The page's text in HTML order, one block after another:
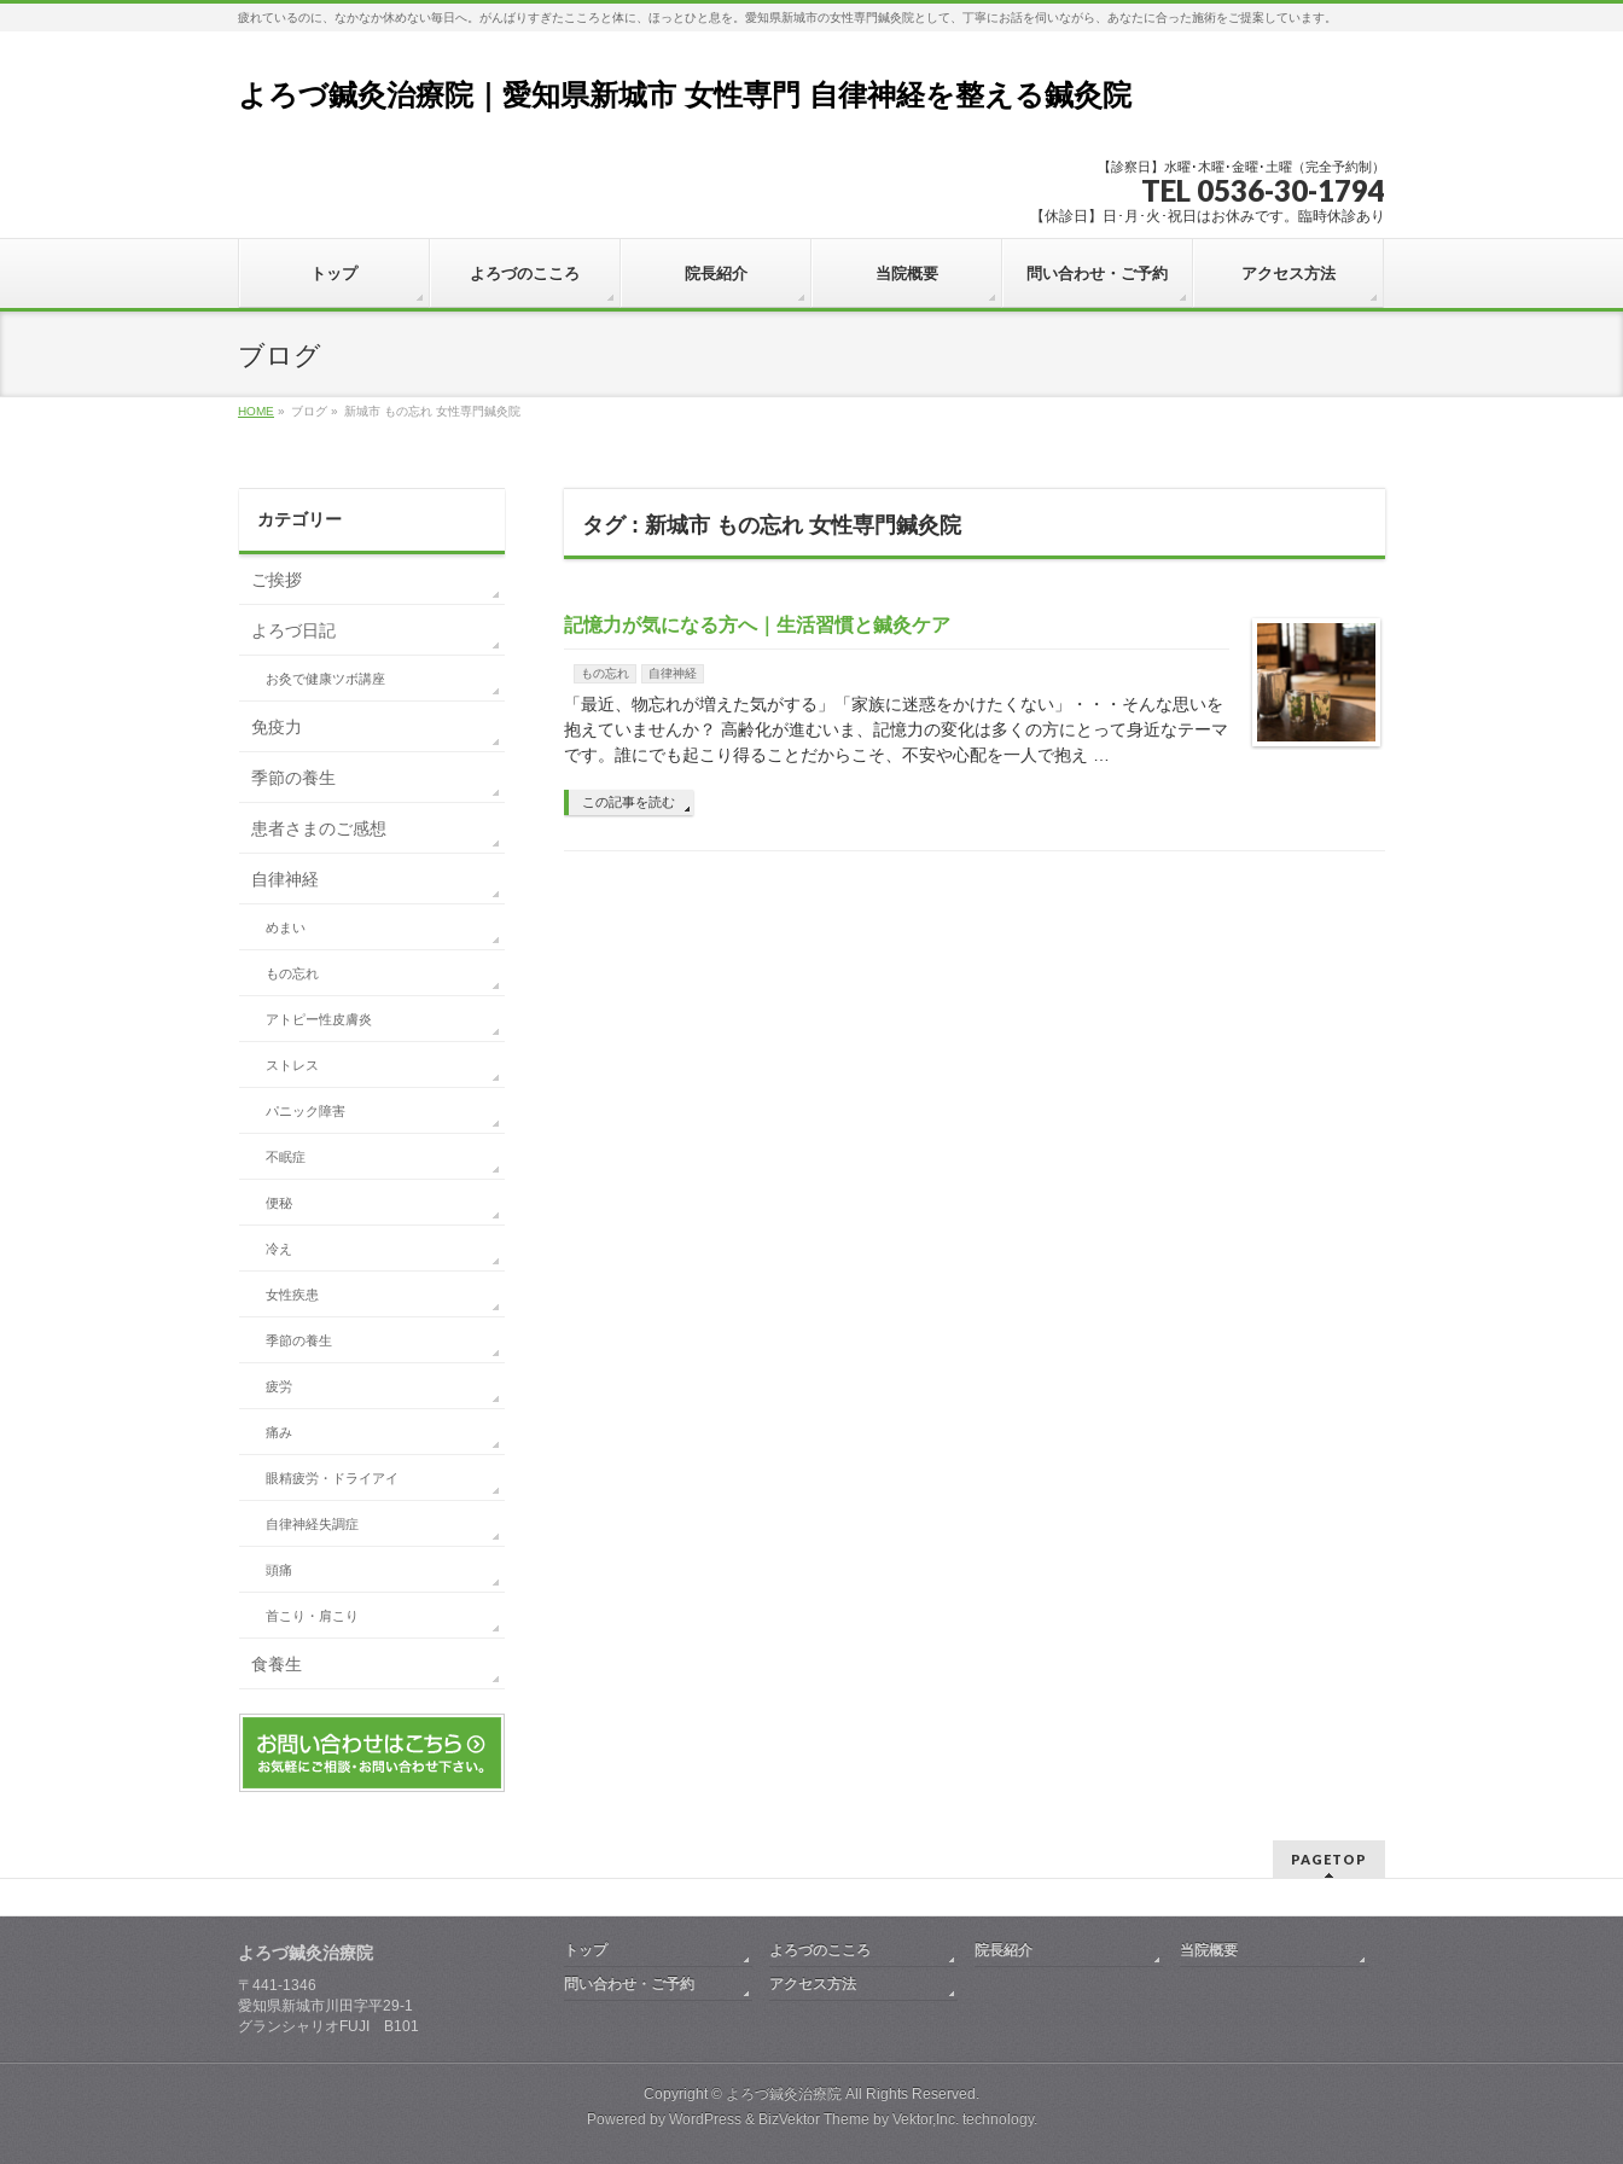
疲れているのに、なかなか休めない毎日へ。がんばりすぎたこころと体に、ほっとひと息を。愛知県新城市の女性専門鍼灸院として、丁寧にお話を伺いながら、あなたに合った施術をご提案しています。
よろづ鍼灸治療院｜愛知県新城市 女性専門 自律神経を整える鍼灸院
【診察日】水曜･木曜･金曜･土曜（完全予約制）
TEL 0536-30-1794
【休診日】日･月･火･祝日はお休みです。臨時休診あり
トップ よろづのこころ 院長紹介 当院概要 問い合わせ・ご予約 アクセス方法
ブログ
HOME » ブログ » 新城市 もの忘れ 女性専門鍼灸院
タグ : 新城市 もの忘れ 女性専門鍼灸院
記憶力が気になる方へ｜生活習慣と鍼灸ケア
もの忘れ 自律神経
「最近、物忘れが増えた気がする」「家族に迷惑をかけたくない」・・・そんな思いを
抱えていませんか？ 高齢化が進むいま、記憶力の変化は多くの方にとって身近なテーマ
です。誰にでも起こり得ることだからこそ、不安や心配を一人で抱え …
この記事を読む
カテゴリー
ご挨拶
よろづ日記
お灸で健康ツボ講座
免疫力
季節の養生
患者さまのご感想
自律神経
めまい
もの忘れ
アトピー性皮膚炎
ストレス
パニック障害
不眠症
便秘
冷え
女性疾患
季節の養生
疲労
痛み
眼精疲労・ドライアイ
自律神経失調症
頭痛
首こり・肩こり
食養生
PAGETOP
よろづ鍼灸治療院
〒441-1346
愛知県新城市川田字平29-1
グランシャリオFUJI B101
トップ よろづのこころ 院長紹介
当院概要
問い合わせ・ご予約
アクセス方法
Copyright © よろづ鍼灸治療院 All Rights Reserved.
Powered by WordPress& BizVektor Theme by Vektor,Inc.technology.